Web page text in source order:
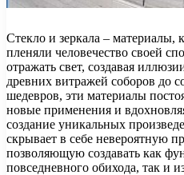
Стекло и зеркала – материалы,
пленяли человечество своей
отражать свет, создавая
древних витражей соборов до
шедевров, эти материалы
новые применения и
создание уникальных
скрывает в себе невероятную
позволяющую создавать как
повседневного обихода, так и